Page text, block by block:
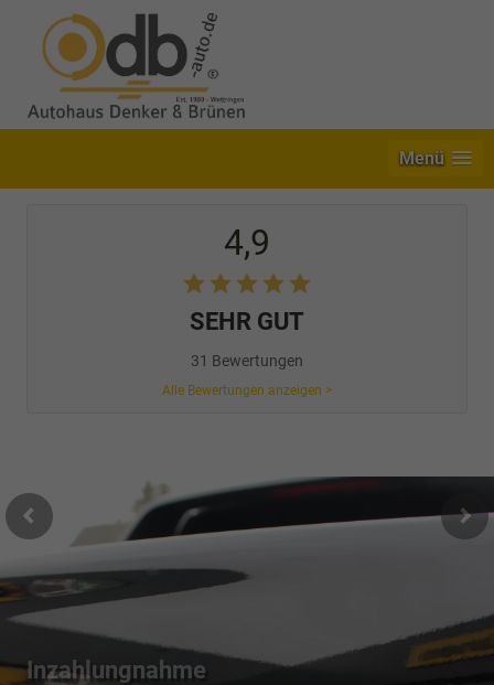
Menü
4,9
SEHR GUT
31 Bewertungen
Alle Bewertungen anzeigen >
Inzahlungnahme